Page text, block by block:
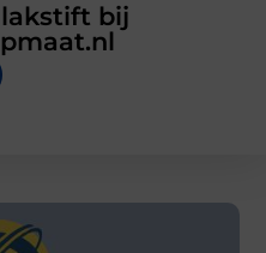
bij